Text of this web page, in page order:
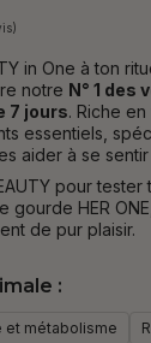
in One à ton
notre N° 1 des
7 jours. Riche en
essentiels,
aider à se
pour
gourde HER
de pur plaisir.
:
et métabolisme